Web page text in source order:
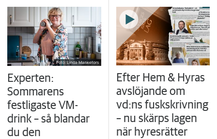
Foto: Linda Mankefors
Experten:
Sommarens
festligaste VM-
drink – så blandar
du den
Efter Hem & Hyras
avslöjande om
vd:ns fuskskrivning
– nu skärps lagen
när hyresrätter